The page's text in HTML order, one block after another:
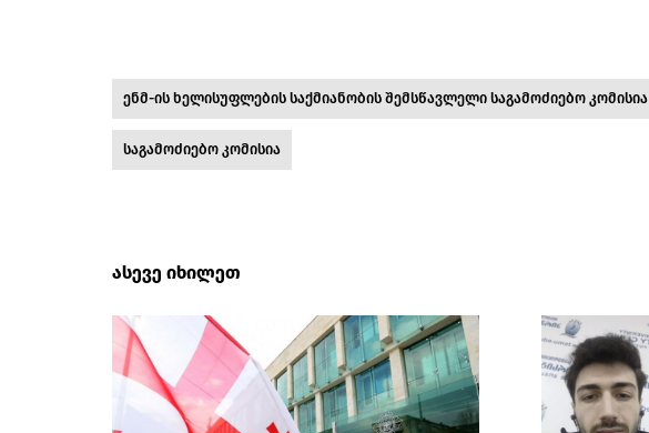
ენმ-ის ხელისუფლების საქმიანობის შემსწავლელი საგამოძიებო კომისია
საგამოძიებო კომისია
ასევე იხილეთ